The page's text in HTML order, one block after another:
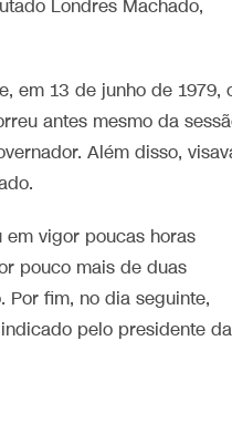
Londres Machado,
em 13 de junho de 1979,
antes mesmo da
Além disso,
em vigor poucas horas
pouco mais de duas
Por fim, no dia seguinte,
pelo presidente da